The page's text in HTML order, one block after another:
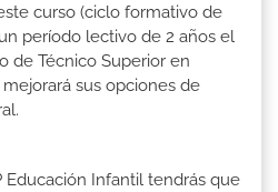
curso (ciclo formativo de
período lectivo de 2 años el
de Técnico Superior en
sus opciones de
Educación Infantil tendrás que